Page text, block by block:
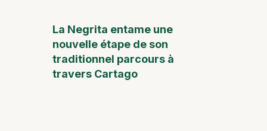
La Negrita entame une
nouvelle étape de son
traditionnel parcours à
travers Cartago